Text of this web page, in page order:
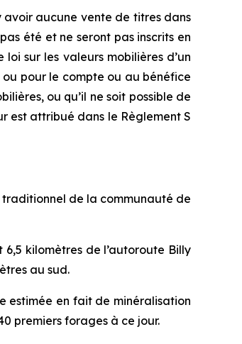
avoir aucune vente de titres dans
été et ne seront pas inscrits en
loi sur les valeurs mobilières d’un
ou pour le compte ou au bénéfice
ou qu’il ne soit possible de
est attribué dans le Règlement S
traditionnel de la communauté de
kilomètres de l’autoroute Billy
au sud.
estimée en fait de minéralisation
premiers forages à ce jour.